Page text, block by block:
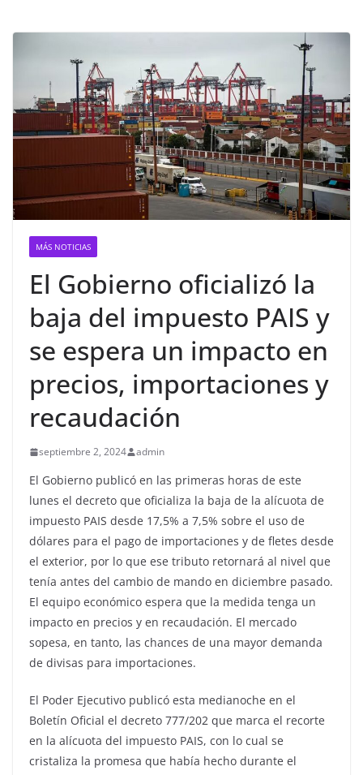
MÁS NOTICIAS
El Gobierno oficializó la
baja del impuesto PAIS y
se espera un impacto en
precios, importaciones y
recaudación
septiembre 2, 2024 admin
El Gobierno publicó en las primeras horas de este
lunes el decreto que oficializa la baja de la alícuota de
impuesto PAIS desde 17,5% a 7,5% sobre el uso de
dólares para el pago de importaciones y de fletes desde
el exterior, por lo que ese tributo retornará al nivel que
tenía antes del cambio de mando en diciembre pasado.
El equipo económico espera que la medida tenga un
impacto en precios y en recaudación. El mercado
sopesa, en tanto, las chances de una mayor demanda
de divisas para importaciones.
El Poder Ejecutivo publicó esta medianoche en el
Boletín Oficial el decreto 777/202 que marca el recorte
en la alícuota del impuesto PAIS, con lo cual se
cristaliza la promesa que había hecho durante el